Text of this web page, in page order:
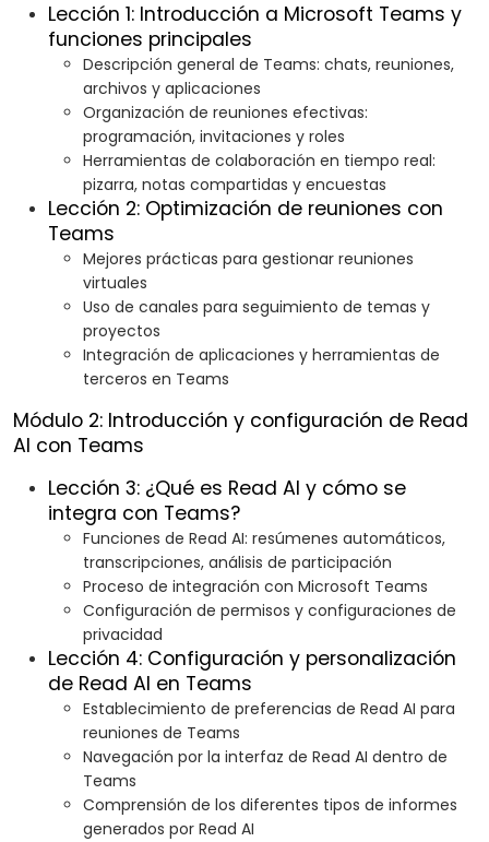
Lección 1: Introducción a Microsoft Teams y
funciones principales
Descripción general de Teams: chats, reuniones,
archivos y aplicaciones
Organización de reuniones efectivas:
programación, invitaciones y roles
Herramientas de colaboración en tiempo real:
pizarra, notas compartidas y encuestas
Lección 2: Optimización de reuniones con
Teams
Mejores prácticas para gestionar reuniones
virtuales
Uso de canales para seguimiento de temas y
proyectos
Integración de aplicaciones y herramientas de
terceros en Teams
Módulo 2: Introducción y configuración de Read
AI con Teams
Lección 3: ¿Qué es Read AI y cómo se
integra con Teams?
Funciones de Read AI: resúmenes automáticos,
transcripciones, análisis de participación
Proceso de integración con Microsoft Teams
Configuración de permisos y configuraciones de
privacidad
Lección 4: Configuración y personalización
de Read AI en Teams
Establecimiento de preferencias de Read AI para
reuniones de Teams
Navegación por la interfaz de Read AI dentro de
Teams
Comprensión de los diferentes tipos de informes
generados por Read AI